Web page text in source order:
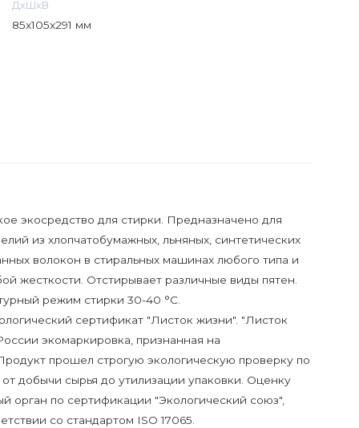
ДхШхВ
85x105x291 мм
экосредство для стирки. Предназначено для
из хлопчатобумажных, льняных, синтетических
волокон в стиральных машинах любого типа и
жесткости. Отстирывает различные виды пятен.
режим стирки 30-40 °C.
сертификат "Листок жизни". "Листок
экомаркировка, признанная на
прошел строгую экологическую проверку по
добычи сырья до утилизации упаковки. Оценку
орган по сертификации "Экологический союз",
со стандартом ISO 17065.